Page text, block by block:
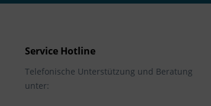
Service Hotline
Telefonische Unterstützung und Beratung
unter: